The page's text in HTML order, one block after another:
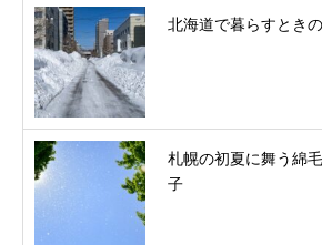
北海道で暮らすとき
札幌の初夏に舞う綿
子